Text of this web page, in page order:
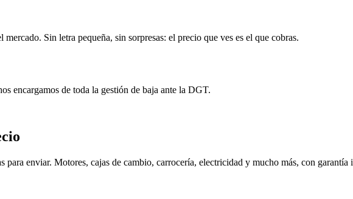
Sin letra pequeña, sin sorpresas: el precio que ves es el que cobras.
encargamos de toda la gestión de baja ante la DGT.
para enviar. Motores, cajas de cambio, carrocería, electricidad y mucho más, con